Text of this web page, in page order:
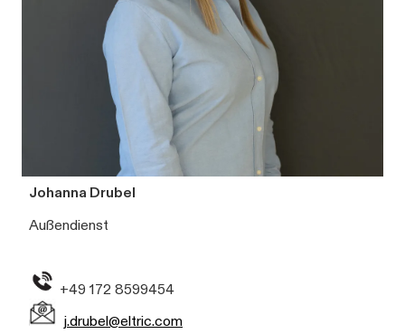
Johanna Drubel
Außendienst
+49 172 8599454
j.drubel@eltric.com